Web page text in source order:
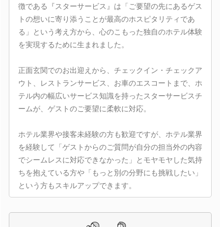
徴である『スターサービス』は「ご要望の先にあるゲス
トの想いに寄り添うことが最高のホスピタリティであ
る」という考え方から、心のこもった独自のホテル体験
を実現するために生まれました。
正面玄関でのお出迎えから、チェックイン・チェックア
ウト、レストランサービス、お車のエスコートまで、ホ
テル内の幅広いサービス知識を持ったスターサービスチ
ームが、ゲストのご要望に柔軟に対応。
ホテル業界や接客未経験の方も歓迎ですが、ホテル業界
を経験して「ゲストからのご質問が自分の担当外の内容
でシームレスに対応できなかった」とモヤモヤした気持
ちを抱えている方や「もっと別の分野にも挑戦したい」
という方もスキルアップできます。